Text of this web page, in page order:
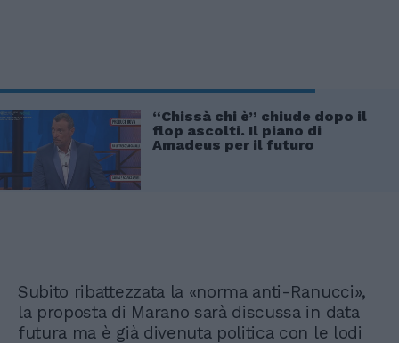
“Chissà chi è” chiude dopo il
flop ascolti. Il piano di
Amadeus per il futuro
Subito ribattezzata la «norma anti-Ranucci»,
la proposta di Marano sarà discussa in data
futura ma è già divenuta politica con le lodi